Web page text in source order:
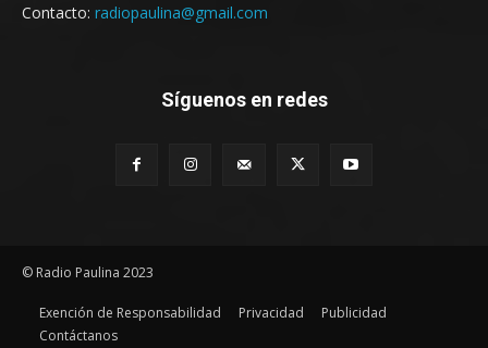
Contacto: radiopaulina@gmail.com
Síguenos en redes
© Radio Paulina 2023
Exención de Responsabilidad Privacidad
Publicidad
Contáctanos